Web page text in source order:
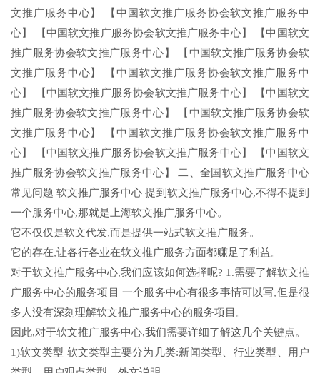
文推广服务中心】 【中国软文推广服务协会软文推广服务中
心】 【中国软文推广服务协会软文推广服务中心】 【中国软文
推广服务协会软文推广服务中心】 【中国软文推广服务协会软
文推广服务中心】 【中国软文推广服务协会软文推广服务中
心】 【中国软文推广服务协会软文推广服务中心】 【中国软文
推广服务协会软文推广服务中心】 【中国软文推广服务协会软
文推广服务中心】 【中国软文推广服务协会软文推广服务中
心】 【中国软文推广服务协会软文推广服务中心】 【中国软文
推广服务协会软文推广服务中心】 二、全国软文推广服务中心
常见问题 软文推广服务中心 提到软文推广服务中心,不得不提到
一个服务中心,那就是上海软文推广服务中心。
它不仅仅是软文代发,而是提供一站式软文推广服务。
它的存在,让各行各业在软文推广服务方面都赚足了利益。
对于软文推广服务中心,我们应该如何选择呢? 1.需要了解软文推
广服务中心的服务项目 一个服务中心有很多事情可以写,但是很
多人没有深刻理解软文推广服务中心的服务项目。
因此,对于软文推广服务中心,我们需要详细了解这几个关键点。
1)软文类型 软文类型主要分为几类:新闻类型、行业类型、用户